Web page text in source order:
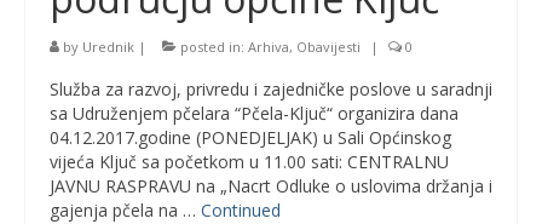
by Urednik | posted in: Arhiva, Obavijesti | 0
Služba za razvoj, privredu i zajedničke poslove u saradnji
sa Udruženjem pčelara “Pčela-Ključ“ organizira dana
04.12.2017.godine (PONEDJELJAK) u Sali Općinskog
vijeća Ključ sa početkom u 11.00 sati: CENTRALNU
JAVNU RASPRAVU na „Nacrt Odluke o uslovima držanja i
gajenja pčela na … Continued